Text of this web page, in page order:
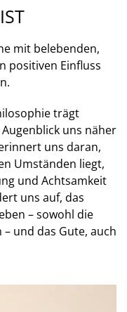
mit belebenden,
positiven Einfluss
trägt
uns näher
uns daran,
Umständen liegt,
und Achtsamkeit
uns auf, das
– sowohl die
und das Gute, auch